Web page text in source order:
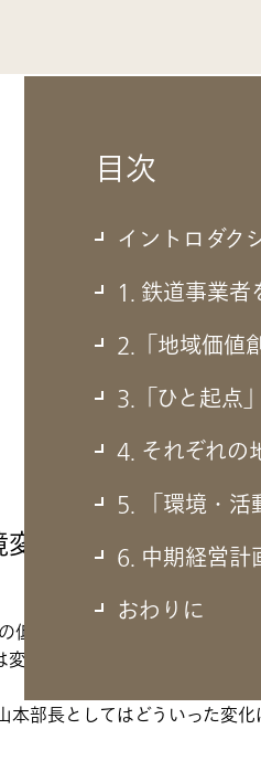
目次
イントロダク
1. 鉄道事業
2.「地域価値
3.「ひと起点
4. それぞれの
5. 「環境・活
6. 中期経営計
おわりに
化を浮き彫りにし
下が見込まれます。また人
化・多様化・デジタル化を
部長としてはどういった変化